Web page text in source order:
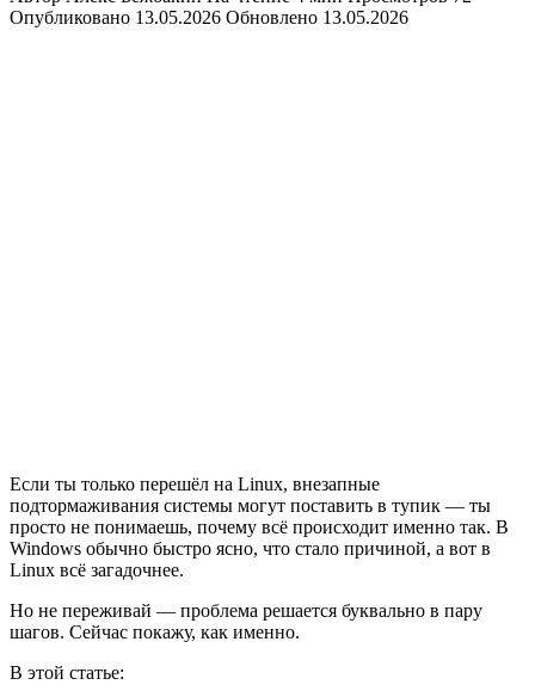
Опубликовано 13.05.2026 Обновлено 13.05.2026
Если ты только перешёл на Linux, внезапные
подтормаживания системы могут поставить в тупик — ты
просто не понимаешь, почему всё происходит именно так. В
Windows обычно быстро ясно, что стало причиной, а вот в
Linux всё загадочнее.
Но не переживай — проблема решается буквально в пару
шагов. Сейчас покажу, как именно.
В этой статье: